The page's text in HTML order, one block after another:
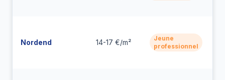
Nordend 14-17 €/m²
Jeune
professionnel